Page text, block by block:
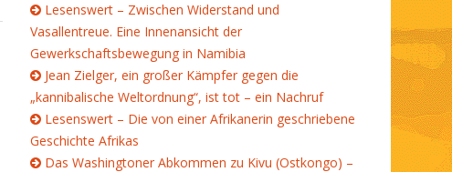
Lesenswert – Zwischen Widerstand und
Vasallentreue. Eine Innenansicht der
Gewerkschaftsbewegung in Namibia
Jean Zielger, ein großer Kämpfer gegen die
„kannibalische Weltordnung“, ist tot – ein Nachruf
Lesenswert – Die von einer Afrikanerin geschriebene
Geschichte Afrikas
Das Washingtoner Abkommen zu Kivu (Ostkongo) –